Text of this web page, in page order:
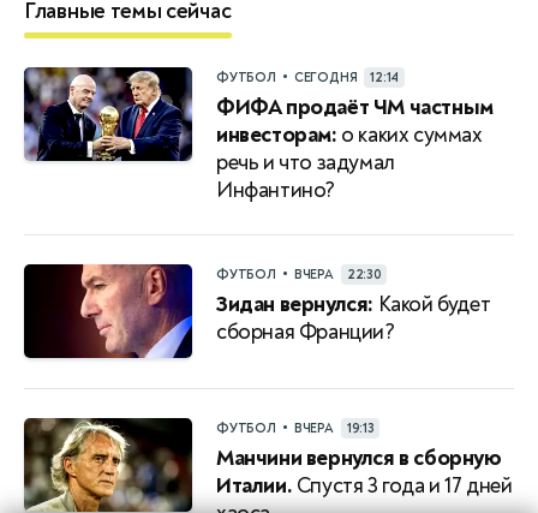
Главные темы сейчас
ФУТБОЛ • СЕГОДНЯ 12:14
ФИФА продаёт ЧМ частным
инвесторам: о каких суммах
речь и что задумал
Инфантино?
ФУТБОЛ • ВЧЕРА 22:30
Зидан вернулся: Какой будет
сборная Франции?
ФУТБОЛ • ВЧЕРА 19:13
Манчини вернулся в сборную
Италии. Спустя 3 года и 17 дней